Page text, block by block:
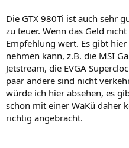
Die GTX 980Ti ist auch sehr
zu teuer. Wenn das Geld
Empfehlung wert. Es gibt
nehmen kann, z.B. die MSI
Jetstream, die EVGA
paar andere sind nicht
würde ich hier absehen, es
schon mit einer WaKü daher
richtig angebracht.